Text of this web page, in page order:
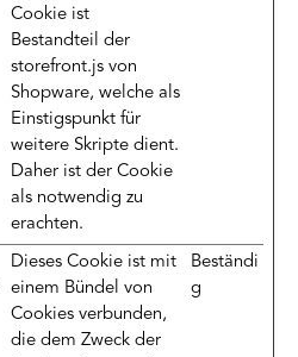
Cookie ist
Bestandteil der
storefront.js von
Shopware, welche als
Einstigspunkt für
weitere Skripte dient.
Daher ist der Cookie
als notwendig zu
erachten.
Dieses Cookie ist mit
einem Bündel von
Cookies verbunden,
die dem Zweck der
Beständi
g